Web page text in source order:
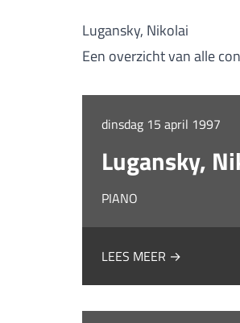
Lugansky, Nikolai
Een overzicht van alle
dinsdag 15 april 1997
Lugansky,
PIANO
LEES MEER →